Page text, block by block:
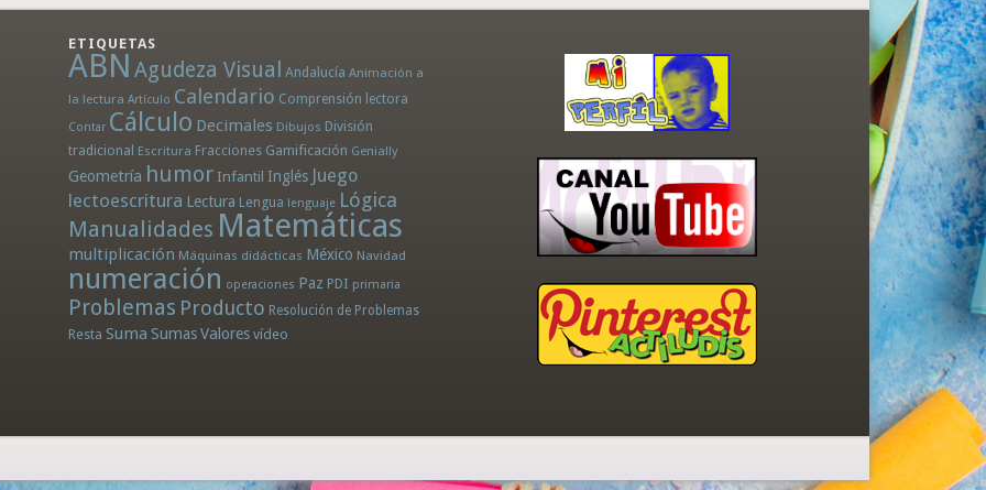
ETIQUETAS
ABN Agudeza Visual Andalucía Animación a
la lectura Artículo Calendario Comprensión lectora
Contar Cálculo Decimales Dibujos División
tradicional Escritura Fracciones Gamificación Genially
Geometría humor Infantil Inglés Juego
lectoescritura Lectura Lengua lenguaje Lógica
Manualidades Matemáticas
multiplicación Máquinas didácticas México Navidad
numeración operaciones Paz PDI primaria
Problemas Producto Resolución de Problemas
Resta Suma SumasValores vídeo